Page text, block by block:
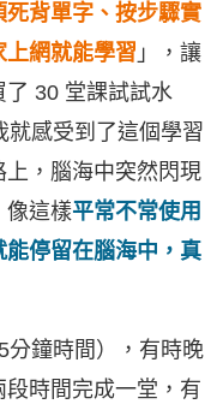
背單字、按步驟實
網就能學習 」，讓
30 堂課試試水
就感受到了這個學習
，腦海中突然閃現
像這樣平常不常使用
能停留在腦海中，真
分鐘時間），有時晚
時間完成一堂，有